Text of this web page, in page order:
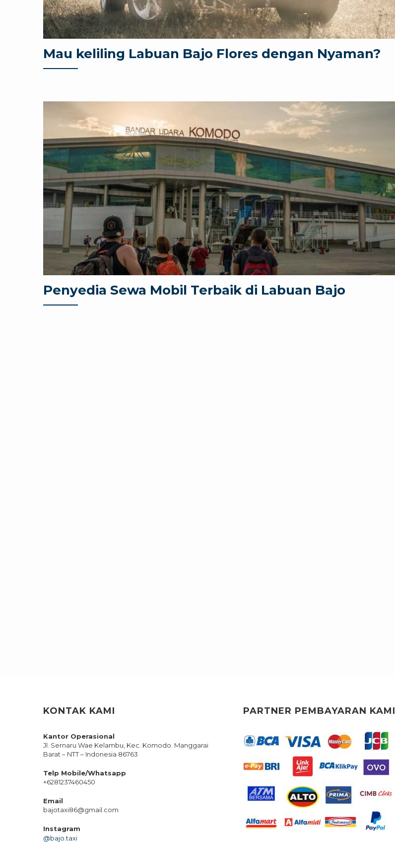
Mau keliling Labuan Bajo Flores dengan Nyaman?
Penyedia Sewa Mobil Terbaik di Labuan Bajo
KONTAK KAMI
Kantor Operasional
Jl. Sernaru Wae Kelambu, Kec. Komodo. Manggarai
Barat – NTT – Indonesia 86763
Telp Mobile/Whatsapp
+6281237460450
Email
bajotaxi86@gmail.com
Instagram
@bajo.taxi
PARTNER PEMBAYARAN KAMI